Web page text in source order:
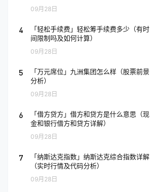
09月28日
4
「轻松手续费」轻松筹手续费多少（有时
间限制吗及如何计算）
09月28日
5
「万元席位」九洲集团怎么样（股票前景
分析）
09月28日
6
「借方贷方」借方和贷方是什么意思（现
金和银行借方和贷方详解）
09月28日
7
「纳斯达克指数」纳斯达克综合指数详解
（实时行情及代码分析）
09月28日